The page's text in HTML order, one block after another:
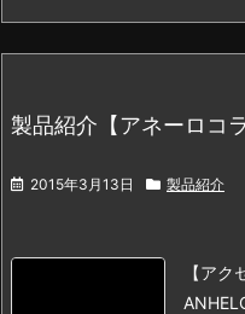
製品紹介【アネーロコ
2015年3月13日 製品紹介
【ア